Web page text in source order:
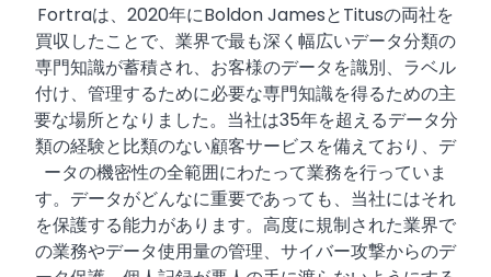
Text
Fortraは、2020年にBoldon JamesとTitusの両社を
買収したことで、業界で最も深く幅広いデータ分類の
専門知識が蓄積され、お客様のデータを識別、ラベル
付け、管理するために必要な専門知識を得るための主
要な場所となりました。当社は35年を超えるデータ分
類の経験と比類のない顧客サービスを備えており、デ
ータの機密性の全範囲にわたって業務を行っていま
す。データがどんなに重要であっても、当社にはそれ
を保護する能力があります。高度に規制された業界で
の業務やデータ使用量の管理、サイバー攻撃からのデ